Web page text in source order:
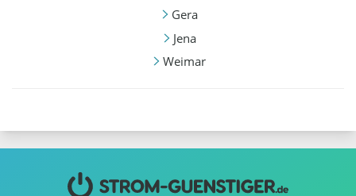
Gera
Jena
Weimar